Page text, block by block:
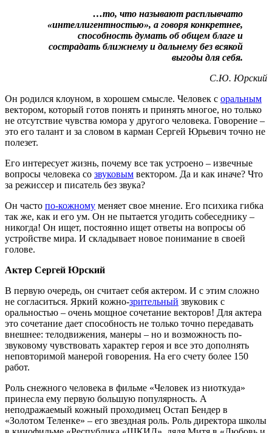
…то, что называют расплывчато
«интеллигентностью», а говоря конкретнее,
способность думать об общем благе и
сострадать ближнему и дальнему без всякой
выгоды для себя.
С.Ю. Юрский
Он родился клоуном, в хорошем смысле. Человек с оральным
вектором, который готов понять и принять многое, но только
не отсутствие чувства юмора у другого человека. Говорение –
это его талант и за словом в карман Сергей Юрьевич точно не
полезет.
Его интересует жизнь, почему все так устроено – извечные
вопросы человека со звуковым вектором. Да и как иначе? Что
за режиссер и писатель без звука?
Он часто по-кожному меняет свое мнение. Его психика гибка
так же, как и его ум. Он не пытается угодить собеседнику –
никогда! Он ищет, постоянно ищет ответы на вопросы об
устройстве мира. И складывает новое понимание в своей
голове.
Актер Сергей Юрский
В первую очередь, он считает себя актером. И с этим сложно
не согласиться. Яркий кожно-зрительный звуковик с
оральностью – очень мощное сочетание векторов! Для актера
это сочетание дает способность не только точно передавать
внешнее: телодвижения, манеры – но и возможность по-
звуковому чувствовать характер героя и все это дополнять
неповторимой манерой говорения. На его счету более 150
работ.
Роль снежного человека в фильме «Человек из ниоткуда»
принесла ему первую большую популярность. А
неподражаемый кожный проходимец Остап Бендер в
«Золотом Теленке» – его звездная роль. Роль директора школы